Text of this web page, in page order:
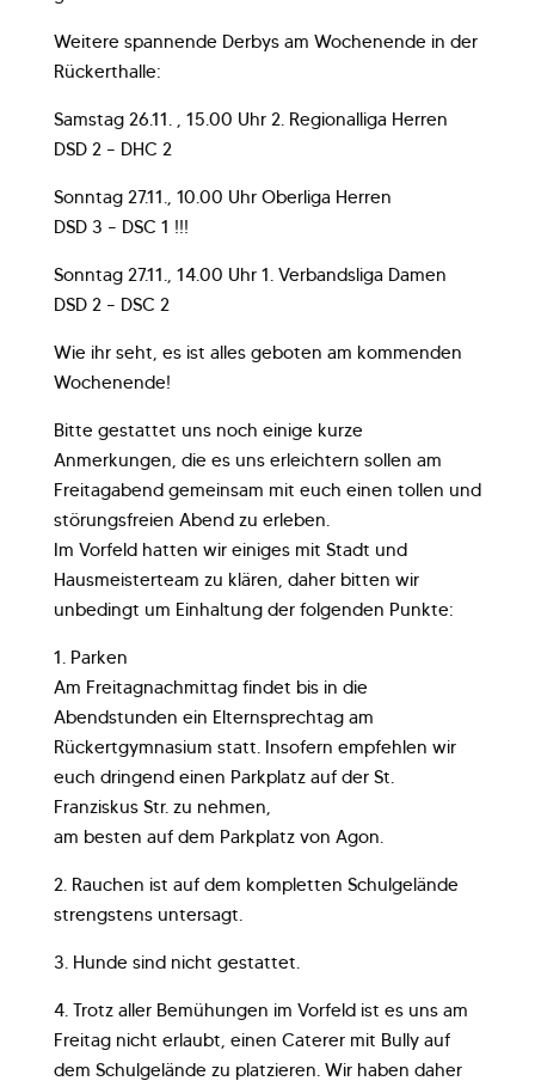
Weitere spannende Derbys am Wochenende in der
Rückerthalle:
Samstag 26.11. , 15.00 Uhr 2. Regionalliga Herren
DSD 2 – DHC 2
Sonntag 27.11., 10.00 Uhr Oberliga Herren
DSD 3 – DSC 1 !!!
Sonntag 27.11., 14.00 Uhr 1. Verbandsliga Damen
DSD 2 – DSC 2
Wie ihr seht, es ist alles geboten am kommenden
Wochenende!
Bitte gestattet uns noch einige kurze
Anmerkungen, die es uns erleichtern sollen am
Freitagabend gemeinsam mit euch einen tollen und
störungsfreien Abend zu erleben.
Im Vorfeld hatten wir einiges mit Stadt und
Hausmeisterteam zu klären, daher bitten wir
unbedingt um Einhaltung der folgenden Punkte:
1. Parken
Am Freitagnachmittag findet bis in die
Abendstunden ein Elternsprechtag am
Rückertgymnasium statt. Insofern empfehlen wir
euch dringend einen Parkplatz auf der St.
Franziskus Str. zu nehmen,
am besten auf dem Parkplatz von Agon.
2. Rauchen ist auf dem kompletten Schulgelände
strengstens untersagt.
3. Hunde sind nicht gestattet.
4. Trotz aller Bemühungen im Vorfeld ist es uns am
Freitag nicht erlaubt, einen Caterer mit Bully auf
dem Schulgelände zu platzieren. Wir haben daher